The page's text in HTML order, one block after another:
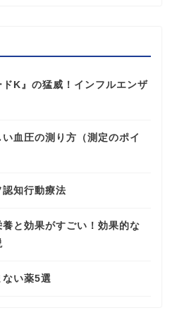
K』の猛威！インフルエンザ
い血圧の測り方（測定のポイ
知行動療法
養と効果がすごい！効果的な
ない薬5選